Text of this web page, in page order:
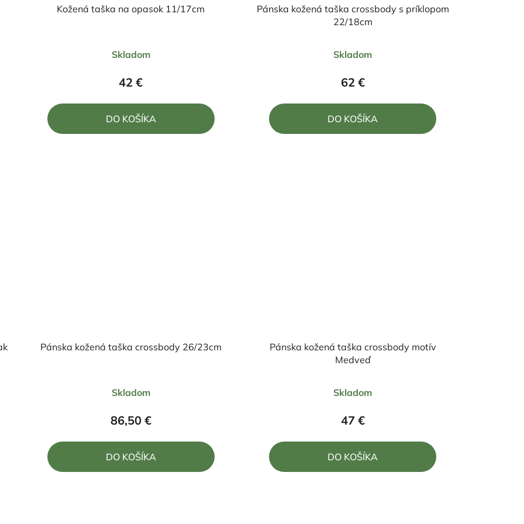
Kožená taška na opasok 11/17cm
Skladom
42 €
DO KOŠÍKA
Pánska kožená taška crossbody s príklopom
22/18cm
hodnotenie
produktu
5,0
z
Skladom
62 €
DO KOŠÍKA
Pánska kožená taška crossbody 26/23cm
hodnotenie
produktu
z
Skladom
86,50 €
DO KOŠÍKA
Pánska kožená taška crossbody motív
Medveď
hodnotenie
produktu
z
Skladom
47 €
DO KOŠÍKA